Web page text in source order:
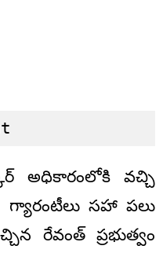
అధికారంలోకి వ‌చ్చి
గ్యారంటీలు సహా పలు
రేవంత్ ప్రభుత్వం